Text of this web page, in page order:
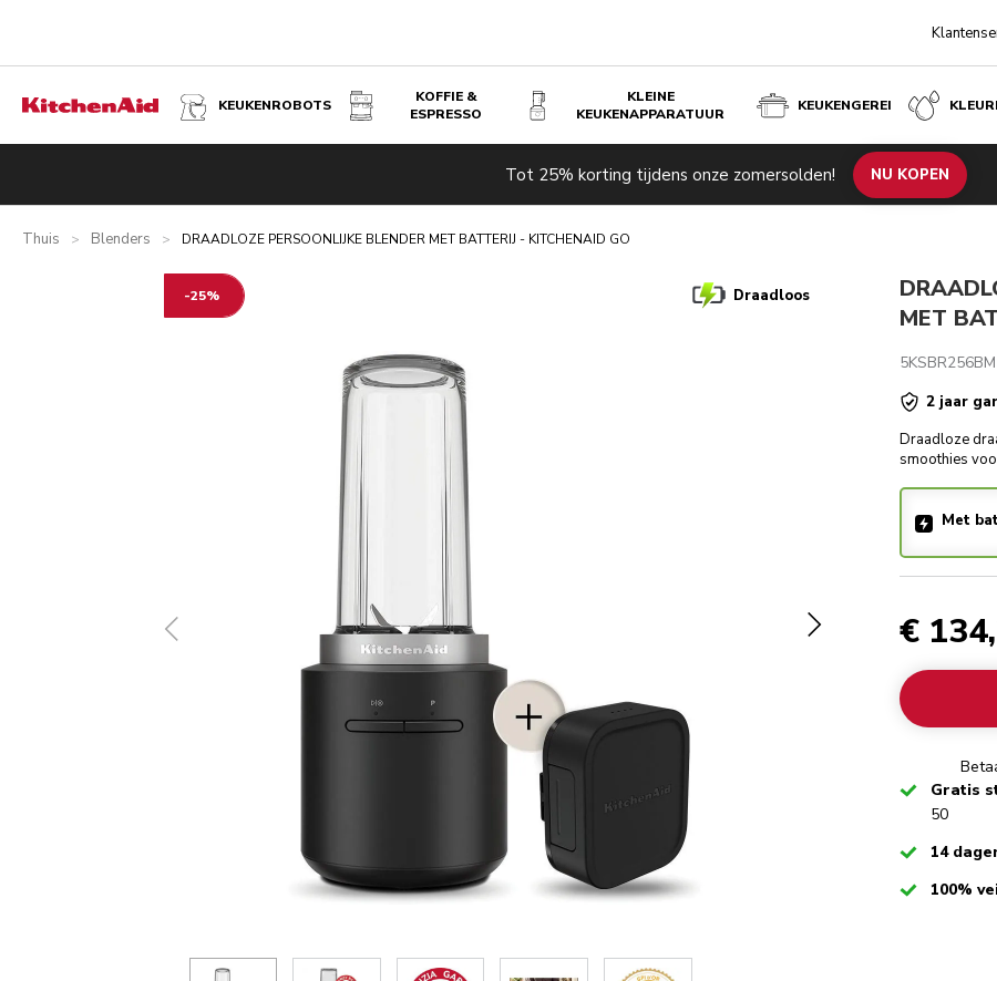
KEUKENROBOTS
KOFFIE &
ESPRESSO
KLEINE
KEUKENAPPARATUUR
KEUKENGEREI
Tot 25% korting tijdens onze zomersolden! NU KOPEN
Thuis > Blenders > DRAADLOZE PERSOONLIJKE BLENDER MET BATTERIJ - KITCHENAID GO
Gerelateerde producten Inspiratie Technische specificaties
-25% Draadloos
MET
5KSBR256BM
2 jaar
Draadloze
smoothies
Met
€
Checked
Gratis
50
Checked
14
Checked
100%